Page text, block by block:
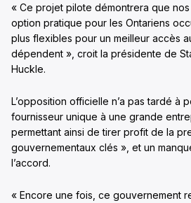
« Ce projet pilote démontrera que
option pratique pour les Ontariens
plus flexibles pour un meilleur accès
dépendent », croit la présidente de
Huckle.
L’opposition officielle n’a pas tardé à
fournisseur unique à une grande
permettant ainsi de tirer profit de la
gouvernementaux clés », et un
l’accord.
« Encore une fois, ce gouvernement